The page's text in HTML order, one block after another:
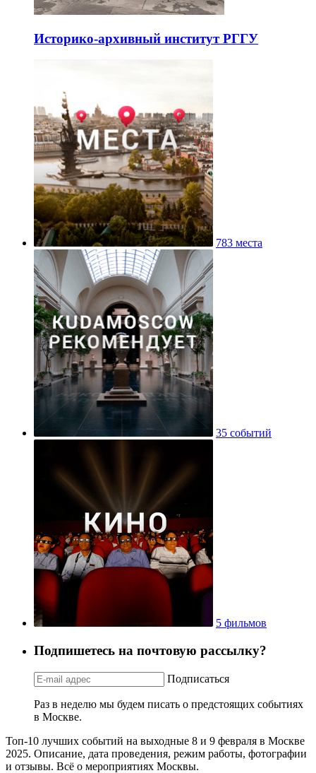
Историко-архивный институт РГГУ
783 места
35 событий
5 фильмов
Подпишетесь на почтовую рассылку?
Подписаться
Раз в неделю мы будем писать о предстоящих событиях
в Москве.
Топ-10 лучших событий на выходные 8 и 9 февраля в Москве
2025. Описание, дата проведения, режим работы, фотографии
и отзывы. Всё о мероприятиях Москвы.